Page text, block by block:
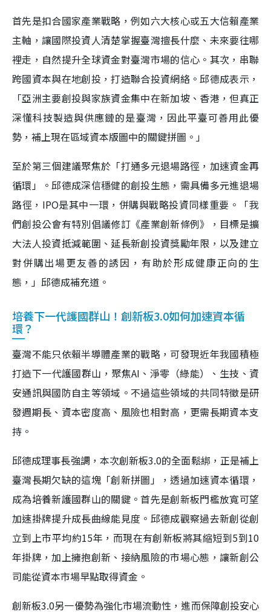
首先是扣合國家產業戰略，例如六大核心或五大信賴產業
主軸，讓國際投資人清楚掌握臺灣擅長什麼、未來要往哪
裡走，自然提升全球資金對臺灣市場的信心。其次，串聯
跨國資本與在地創投，打造聯合投資網絡。邱德成表示，
「亞洲主要創投與家族資金集中在新加坡、香港，但真正
深懂科技製造與供應鏈的是臺灣，因此平臺可善用此優
勢，補上現在區域資本版圖中的關鍵拼圖。」
至於第三個建議聚焦於「打通多元退場路徑，加速資金再
循環」。邱德成深信穩健的創投生態，需具備多元進退場
路徑，IPO是其中一環，併購與戰略投資同樣重要。「我
們創投公會有特別倡議修訂《產業創新條例》，目標是擴
大法人投資抵減範圍、延長新創投資獎勵年限，以及建立
對併購出場更友善的誘因，有助於形成健康正向的生
態，」邱德成補充道。
培養下一代護國群山！創新板3.0如何加速資本循
環？
臺灣不能只依賴半導體產業的戰略，可發現近年我國積極
打造下一代護國群山，聚焦AI、淨零（綠能）、生技、資
安通訊與國防自主等領域。不過這些領域的共同特徵是研
發週期長、資本密度高、風險也相對高，更需長期資本支
持。
邱德成理事長強調，本次創新板3.0的全面鬆綁，正是補上
臺灣長期欠缺的這塊「創新拼圖」，透過加速資本循環，
成為培養新護國群山的關鍵。首先是創新板門檻放寬可望
加速掛牌提升成長曲線能見度。邱德成觀察過去新創從創
立到上市平均約15年，而現在有創新板將其縮短到5到10
年掛牌，加上擁抱創新、接納風險的市場心態，讓新創公
司能從資本市場早點取得資金。
創新板3.0另一優勢為強化市場流動性，進而保障創投安心